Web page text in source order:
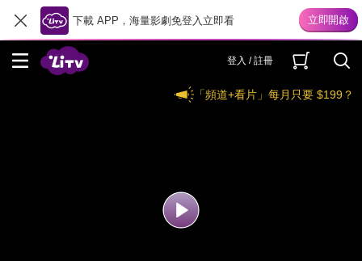
下載 APP，海量影劇免登入立即看
登入 / 註冊
「頻道+看片」每月只要 $199？